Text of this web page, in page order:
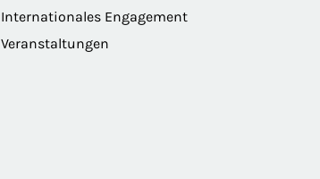
Internationales Engagement
Veranstaltungen